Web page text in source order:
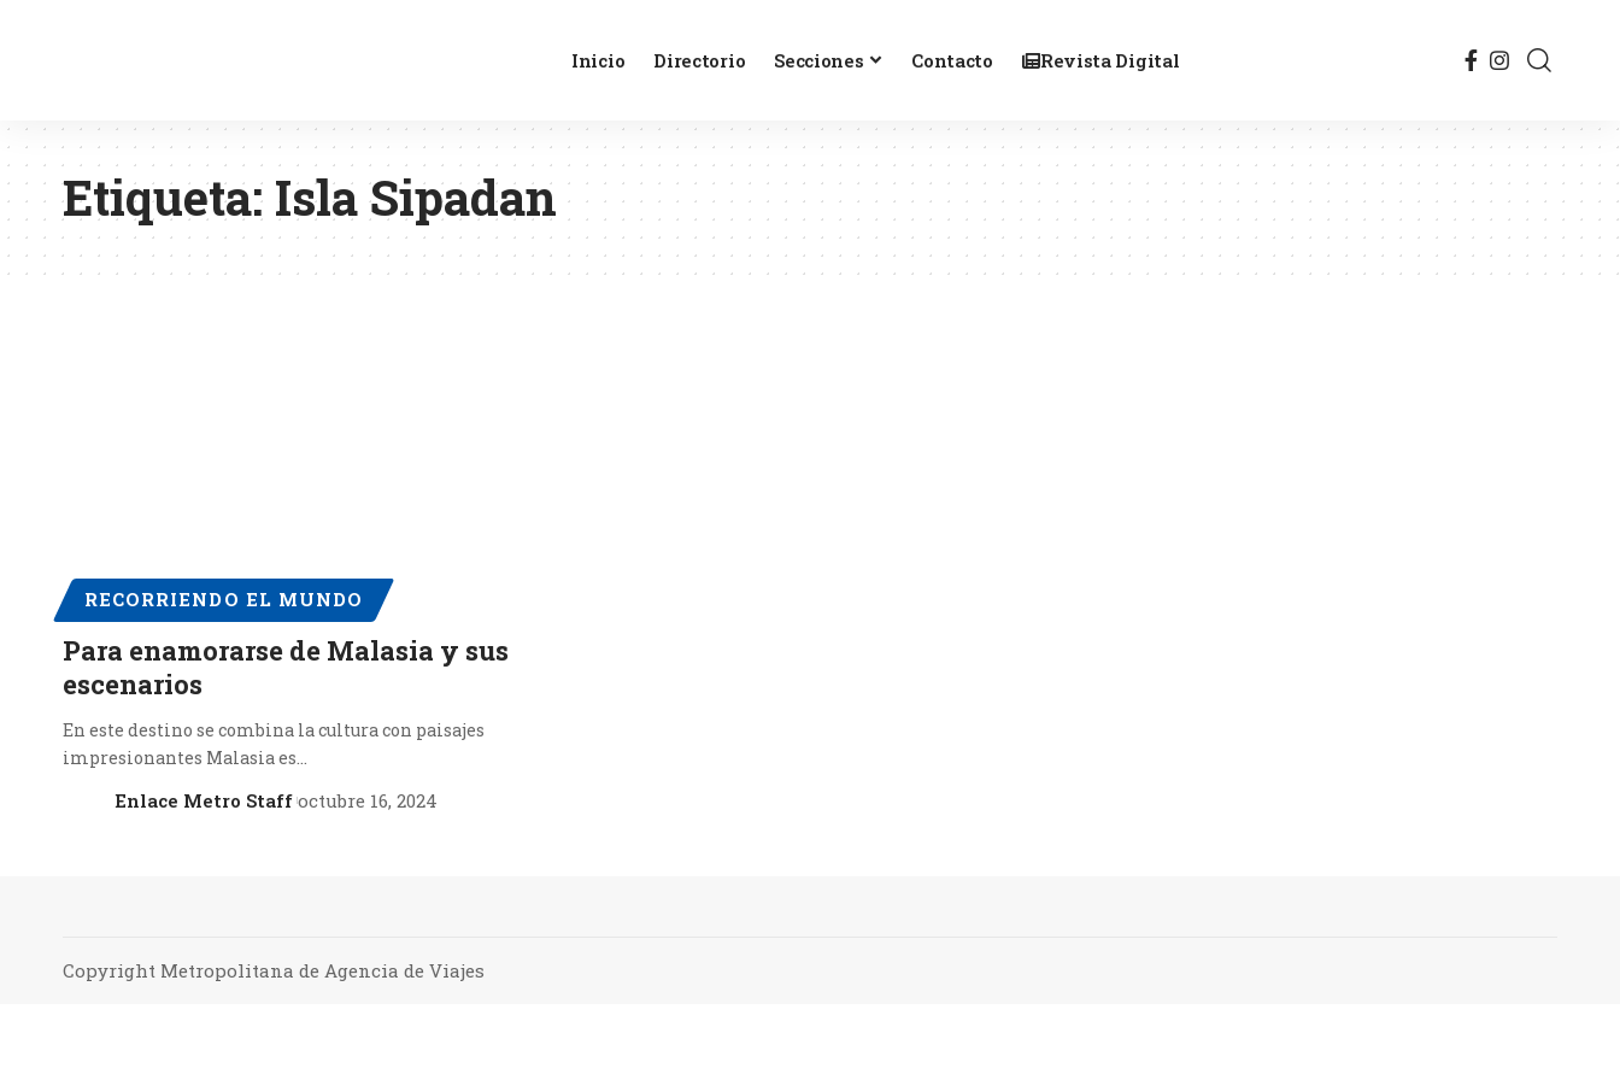
Inicio Directorio Secciones Contacto Revista Digital
Etiqueta: Isla Sipadan
RECORRIENDO EL MUNDO
Para enamorarse de Malasia y sus
escenarios
En este destino se combina la cultura con paisajes
impresionantes Malasia es…
Enlace Metro Staff octubre 16, 2024
Copyright Metropolitana de Agencia de Viajes